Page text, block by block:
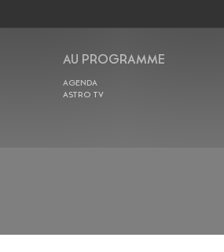
AU PROGRAMME
AGENDA
ASTRO TV